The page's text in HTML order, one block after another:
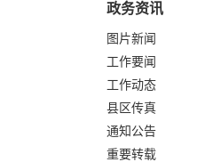
政务资讯
图片新闻
工作要闻
工作动态
县区传真
通知公告
重要转载